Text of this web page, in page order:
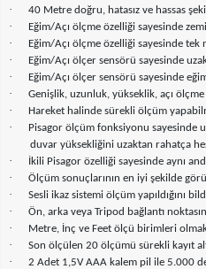
· 40 Metre doğru, hatasız ve hassas
· Eğim/Açı ölçme özelliği sayesinde
· Eğim/Açı ölçme özelliği sayesinde
· Eğim/Açı ölçer sensörü sayesinde
· Eğim/Açı ölçer sensörü sayesinde
· Genişlik, uzunluk, yükseklik, açı
· Hareket halinde sürekli ölçüm
·
Pisagor ölçüm fonksiyonu sayesinde
duvar yüksekliğini uzaktan rahatça
· İkili Pisagor özelliği sayesinde aynı
· Ölçüm sonuçlarının en iyi şekilde
· Sesli ikaz sistemi ölçüm yapıldığını
· Ön, arka veya Tripod bağlantı
· Metre, İnç ve Feet ölçü birimleri
· Son ölçülen 20 ölçümü sürekli kayıt
· 2 Adet 1,5V AAA kalem pil ile 5.000